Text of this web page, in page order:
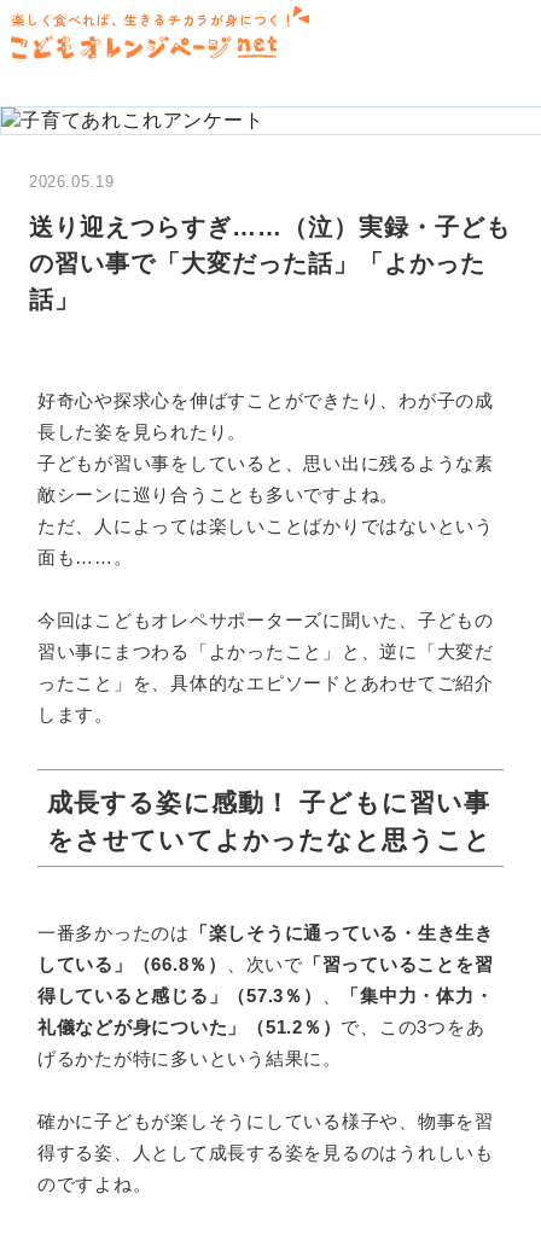
楽しく食べれば、生きるチカラが身につく！
2026.05.19
送り迎えつらすぎ……（泣）実録・子ども
の習い事で「大変だった話」「よかった
話」
好奇心や探求心を伸ばすことができたり、わが子の成
長した姿を見られたり。
子どもが習い事をしていると、思い出に残るような素
敵シーンに巡り合うことも多いですよね。
ただ、人によっては楽しいことばかりではないという
面も……。
今回はこどもオレペサポーターズに聞いた、子どもの
習い事にまつわる「よかったこと」と、逆に「大変だ
ったこと」を、具体的なエピソードとあわせてご紹介
します。
成長する姿に感動！ 子どもに習い事
をさせていてよかったなと思うこと
一番多かったのは
「楽しそうに通っている・生き生き
している」（66.8％）
、次いで 「習っていることを習
得していると感じる」（57.3％）
「集中力・体力・
礼儀などが身についた」（51.2％） で、この3つをあ
げるかたが特に多いという結果に。
確かに子どもが楽しそうにしている様子や、物事を習
得する姿、人として成長する姿を見るのはうれしいも
のですよね。